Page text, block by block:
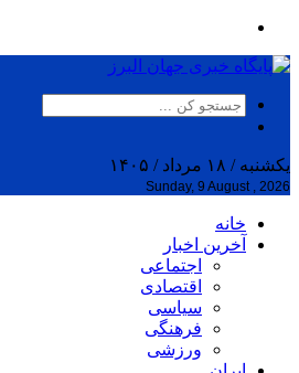
یکشنبه / ۱۸ مرداد / ۱۴۰۵
Sunday, 9 August , 2026
خانه
آخرین اخبار
اجتماعی
اقتصادی
سیاسی
فرهنگی
ورزشی